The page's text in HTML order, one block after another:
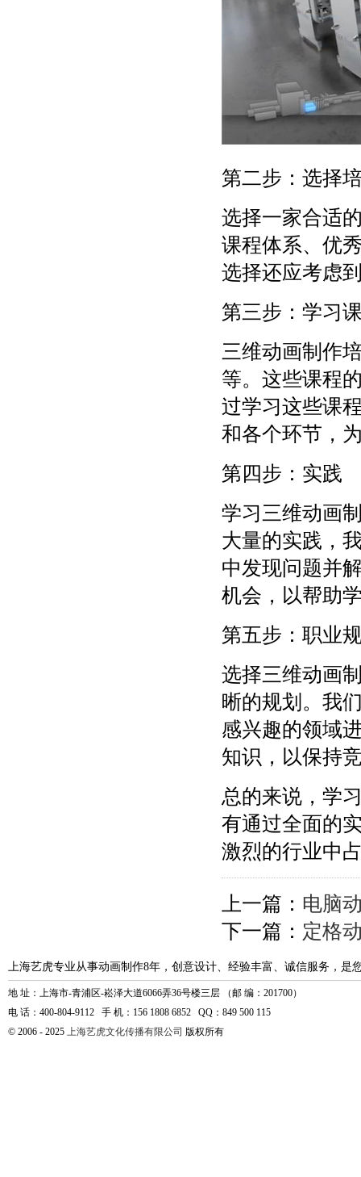
第二步：选择
选择一家合适
课程体系、优
选择还应考虑
第三步：学习
三维动画制作
等。这些课程
过学习这些课
和各个环节，
第四步：实践
学习三维动画
大量的实践，
中发现问题并
机会，以帮助
第五步：职业
选择三维动画
晰的规划。我
感兴趣的领域
知识，以保持
总的来说，学
有通过全面的
激烈的行业中
上一篇： 电脑
下一篇： 定格
上海艺虎专业从事动画制作8年，创意设计、经验丰富、诚信服务，是
地 址：上海市-青浦区-崧泽大道6066弄36号楼三层 （邮 编：201700）
电 话：400-804-9112 手 机：156 1808 6852 QQ：849 500 115
© 2006 - 2025 上海艺虎文化传播有限公司 版权所有